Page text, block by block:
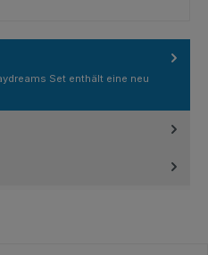
Set enthält eine neu